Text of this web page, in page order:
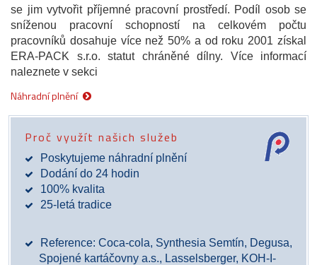
se jim vytvořit příjemné pracovní prostředí. Podíl osob se
sníženou pracovní schopností na celkovém počtu
pracovníků dosahuje více než 50% a od roku 2001 získal
ERA-PACK s.r.o. statut chráněné dílny. Více informací
naleznete v sekci
Náhradní plnění
Proč využít našich služeb
Poskytujeme náhradní plnění
Dodání do 24 hodin
100% kvalita
25-letá tradice
Reference: Coca-cola, Synthesia Semtín, Degusa,
Spojené kartáčovny a.s., Lasselsberger, KOH-I-